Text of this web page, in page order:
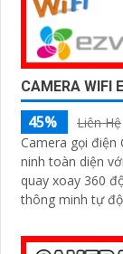
CAMERA WIFI
45%
Liên Hệ
Camera gọi điện
ninh toàn diện
quay xoay 360 độ,
thông minh tự